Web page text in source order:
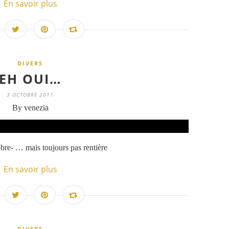
En savoir plus
DIVERS
OUI…
3 OCTOBRE 2011
By venezia
… mais toujours pas rentière
En savoir plus